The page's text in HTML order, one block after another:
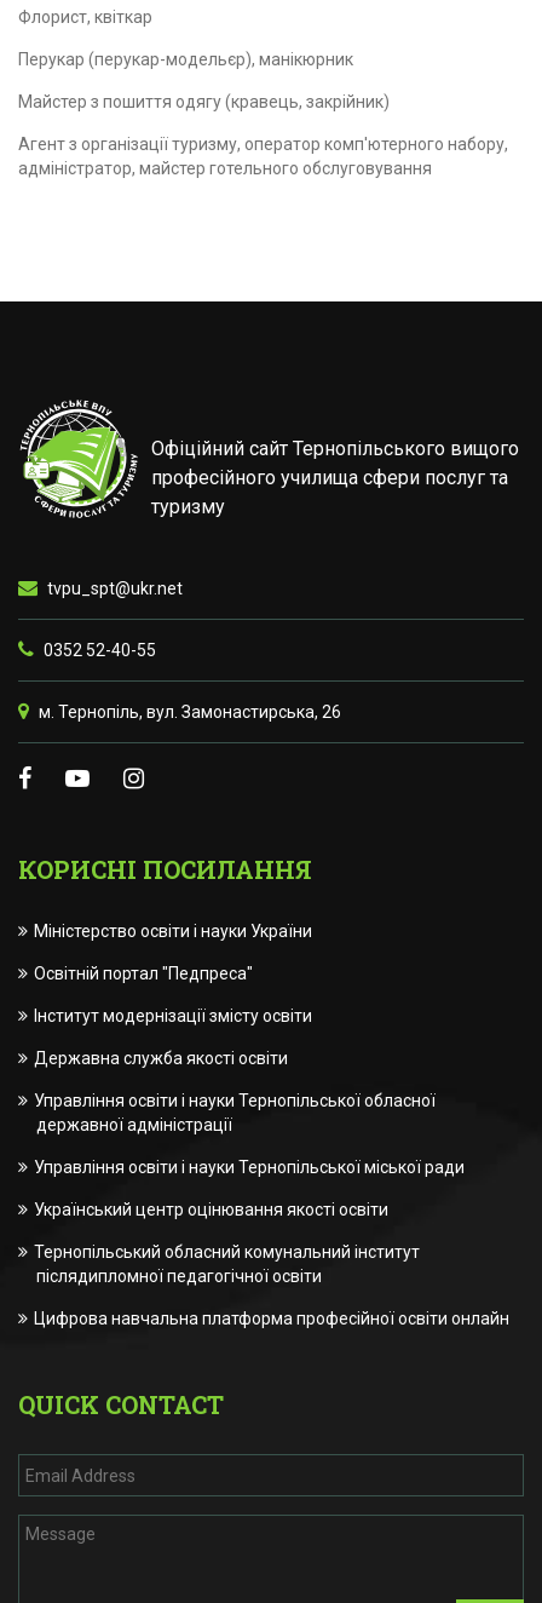
Флорист, квіткар
Перукар (перукар-модельєр), манікюрник
Майстер з пошиття одягу (кравець, закрійник)
Агент з організації туризму, оператор комп'ютерного набору,
адміністратор, майстер готельного обслуговування
Офіційний сайт Тернопільського вищого
професійного училища сфери послуг та
туризму
tvpu_spt@ukr.net
0352 52-40-55
м. Тернопіль, вул. Замонастирська, 26
КОРИСНІ ПОСИЛАННЯ
Міністерство освіти і науки України
Освітній портал "Педпреса"
Інститут модернізації змісту освіти
Державна служба якості освіти
Управління освіти і науки Тернопільської обласної
державної адміністрації
Управління освіти і науки Тернопільської міської ради
Український центр оцінювання якості освіти
Тернопільський обласний комунальний інститут
післядипломної педагогічної освіти
Цифрова навчальна платформа професійної освіти онлайн
QUICK CONTACT